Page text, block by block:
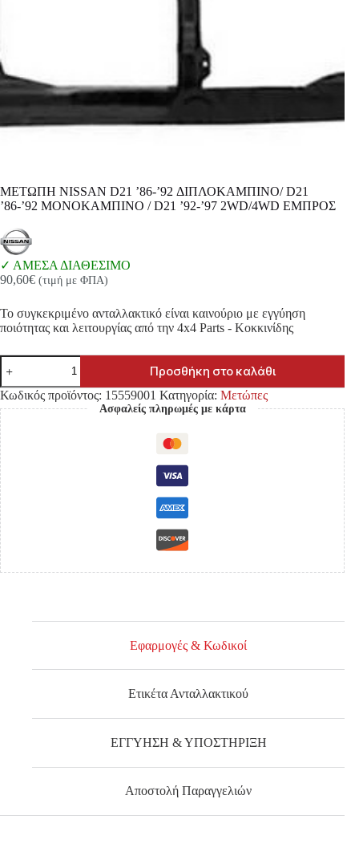
ΜΕΤΩΠΗ NISSAN D21 ’86-’92 ΔΙΠΛΟΚΑΜΠΙΝΟ/ D21
’86-’92 ΜΟΝΟΚΑΜΠΙΝΟ / D21 ’92-’97 2WD/4WD ΕΜΠΡΟΣ
ΑΜΕΣΑ ΔΙΑΘΕΣΙΜΟ
90,60€ (τιμή με ΦΠΑ)
Το συγκεκριμένο ανταλλακτικό είναι καινούριο με εγγύηση
ποιότητας και λειτουργίας από την 4x4 Parts - Κοκκινίδης
ΜΕΤΩΠΗ
NISSAN
D21
'86-
'92
ΔΙΠΛΟΚΑΜΠΙΝΟ/
D21
'86-
'92
ΜΟΝΟΚΑΜΠΙΝΟ
/
D21
'92-
'97
2WD/4WD
ΕΜΠΡΟΣ
Προσθήκη στο καλάθι
Κωδικός προϊόντος: 15559001 Κατηγορία: Μετώπες
Ασφαλείς πληρωμές με κάρτα
Εφαρμογές & Κωδικοί
Ετικέτα Ανταλλακτικού
ΕΓΓΥΗΣΗ & ΥΠΟΣΤΗΡΙΞΗ
Αποστολή Παραγγελιών